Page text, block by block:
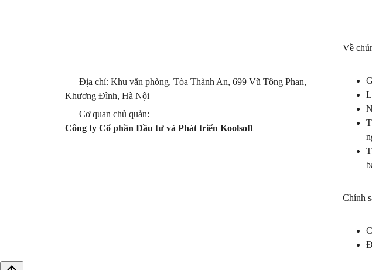
Địa chỉ: Khu văn phòng, Tòa Thành An, 699 Vũ Tông Phan,
Khương Đình, Hà Nội
Cơ quan chủ quản:
Công ty Cổ phần Đầu tư và Phát triển Koolsoft
Về
Chính